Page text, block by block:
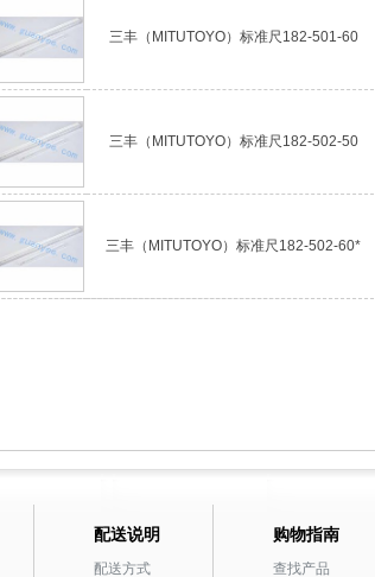
三丰（MITUTOYO）标准尺182-501-60
三丰（MITUTOYO）标准尺182-502-50
三丰（MITUTOYO）标准尺182-502-60*
配送说明
配送方式
购物指南
查找产品